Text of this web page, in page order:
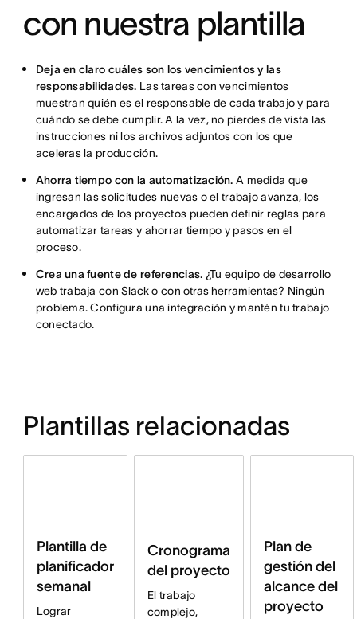
con nuestra plantilla
Deja en claro cuáles son los vencimientos y las
responsabilidades. Las tareas con vencimientos
muestran quién es el responsable de cada trabajo y para
cuándo se debe cumplir. A la vez, no pierdes de vista las
instrucciones ni los archivos adjuntos con los que
aceleras la producción.
Ahorra tiempo con la automatización. A medida que
ingresan las solicitudes nuevas o el trabajo avanza, los
encargados de los proyectos pueden definir reglas para
automatizar tareas y ahorrar tiempo y pasos en el
proceso.
Crea una fuente de referencias. ¿Tu equipo de desarrollo
web trabaja conSlacko conotras herramientas? Ningún
problema. Configura una integración y mantén tu trabajo
conectado.
Plantillas relacionadas
Plantilla de
planificador
semanal
Lograr
Cronograma
del proyecto
El trabajo
complejo,
Plan de
gestión del
alcance del
proyecto